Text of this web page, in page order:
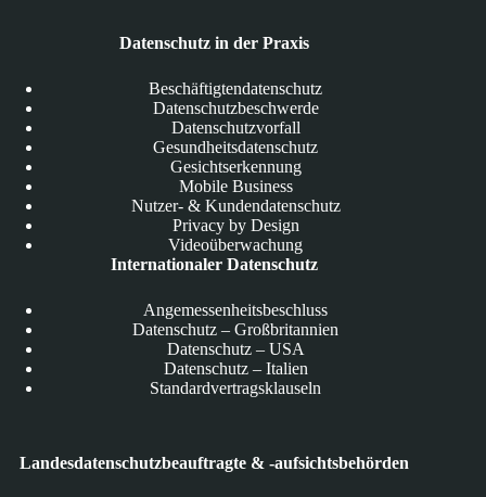
Datenschutz in der Praxis
Beschäftigtendatenschutz
Datenschutzbeschwerde
Datenschutzvorfall
Gesundheitsdatenschutz
Gesichtserkennung
Mobile Business
Nutzer- & Kundendatenschutz
Privacy by Design
Videoüberwachung
Internationaler Datenschutz
Angemessenheitsbeschluss
Datenschutz – Großbritannien
Datenschutz – USA
Datenschutz – Italien
Standardvertragsklauseln
Landesdatenschutzbeauftragte & -aufsichtsbehörden